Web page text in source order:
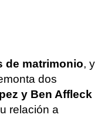
de matrimonio, y
dos
y Ben Affleck
relación a